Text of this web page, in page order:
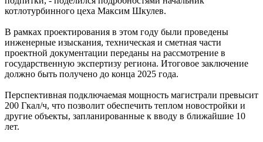
котлотурбинного цеха Максим Шкулев.
В рамках проектирования в этом году были проведены
инженерные изыскания, техническая и сметная части
проектной документации переданы на рассмотрение в
государственную экспертизу региона. Итоговое заключение
должно быть получено до конца 2025 года.
Перспективная подключаемая мощность магистрали превысит
200 Гкал/ч, что позволит обеспечить теплом новостройки и
другие объекты, запланированные к вводу в ближайшие 10
лет.